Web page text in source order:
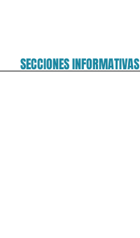
SECCIONES INFORMATIVAS